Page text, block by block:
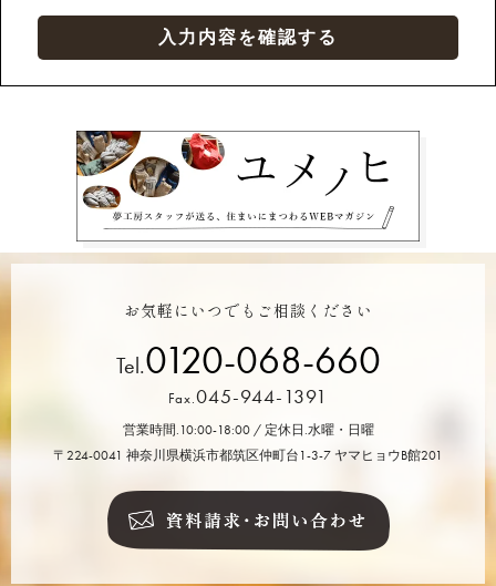
お気軽にいつでもご相談ください
Tel.0120-068-660
Fax.045-944-1391
営業時間.10:00-18:00 / 定休日.水曜・日曜
〒224-0041 神奈川県横浜市都筑区仲町台1-3-7 ヤマヒョウB館201